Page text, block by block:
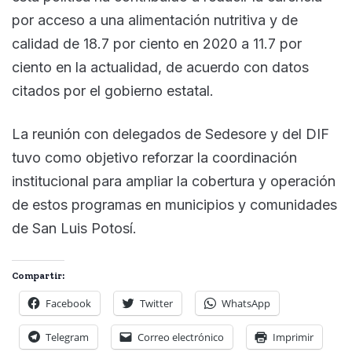
por acceso a una alimentación nutritiva y de
calidad de 18.7 por ciento en 2020 a 11.7 por
ciento en la actualidad, de acuerdo con datos
citados por el gobierno estatal.
La reunión con delegados de Sedesore y del DIF
tuvo como objetivo reforzar la coordinación
institucional para ampliar la cobertura y operación
de estos programas en municipios y comunidades
de San Luis Potosí.
Compartir:
Facebook Twitter WhatsApp
Telegram Correo electrónico Imprimir